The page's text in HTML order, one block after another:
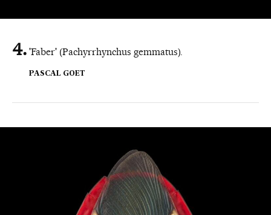
'Faber' (Pachyrrhynchus gemmatus).
PASCAL GOET